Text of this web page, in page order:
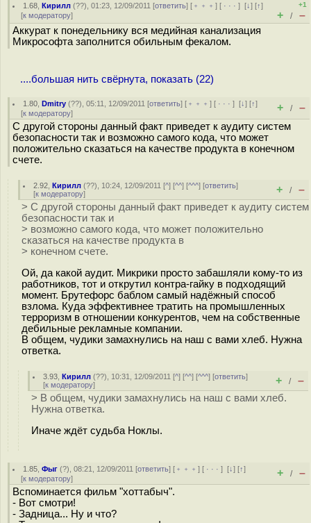
1.68 ,Кирилл (??), 01:23, 12/09/2011 [ответить] [ ﹢﹢﹢] [ · · ·][↓] [↑]
[к модератору]
+1
+ / –
Аккурат к понедельнику вся медийная канализация
Микрософта заполнится обильным фекалом.
....большая нить свёрнута, показать (22)
1.80 ,Dmitry (??), 05:11, 12/09/2011 [ответить] [ ﹢﹢﹢] [ · · ·][↓] [↑]
[к модератору] + / –
С другой стороны данный факт приведет к аудиту систем
безопасности так и возможно самого кода, что может
положительно сказаться на качестве продукта в конечном
счете.
2.92 ,Кирилл (??), 10:24, 12/09/2011 [^] [^^] [^^^] [ответить]
[к модератору] + / –
> С другой стороны данный факт приведет к аудиту систем
безопасности так и
> возможно самого кода, что может положительно
сказаться на качестве продукта в
> конечном счете.
Ой, да какой аудит. Микрики просто забашляли кому-то из
работников, тот и открутил контра-гайку в подходящий
момент. Брутефорс баблом самый надёжный способ
взлома. Куда эффективнее тратить на промышленных
терроризм в отношении конкурентов, чем на собственные
дебильные рекламные компании.
В общем, чудики замахнулись на наш с вами хлеб. Нужна
ответка.
3.93 ,Кирилл (??), 10:31, 12/09/2011 [^] [^^] [^^^] [ответить]
[к модератору] + / –
> В общем, чудики замахнулись на наш с вами хлеб.
Нужна ответка.
Иначе ждёт судьба Ноклы.
1.85 ,Фыг (?), 08:21, 12/09/2011 [ответить] [ ﹢﹢﹢] [ · · ·][↓] [↑]
[к модератору] + / –
Вспоминается фильм "хоттабыч".
- Вот смотри!
- Задница... Ну и что?